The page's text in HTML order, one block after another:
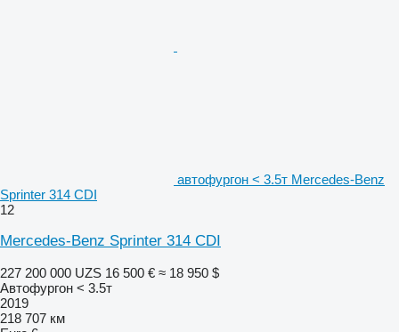
автофургон < 3.5т Mercedes-Benz
Sprinter 314 CDI
12
Mercedes-Benz Sprinter 314 CDI
227 200 000 UZS 16 500 € ≈ 18 950 $
Автофургон < 3.5т
2019
218 707 км